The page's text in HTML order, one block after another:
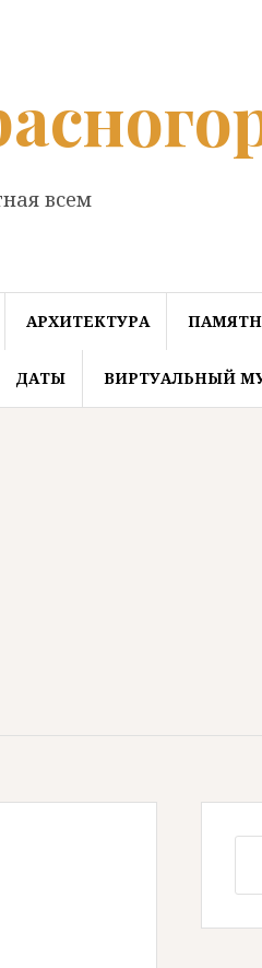
всем
АРХИТЕКТУРА
ДАТЫ ВИРТУАЛЬНЫЙ